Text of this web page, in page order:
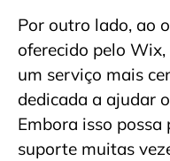
Por outro lado, ao
oferecido pelo
um serviço mais
dedicada a ajudar
Embora isso
suporte muitas